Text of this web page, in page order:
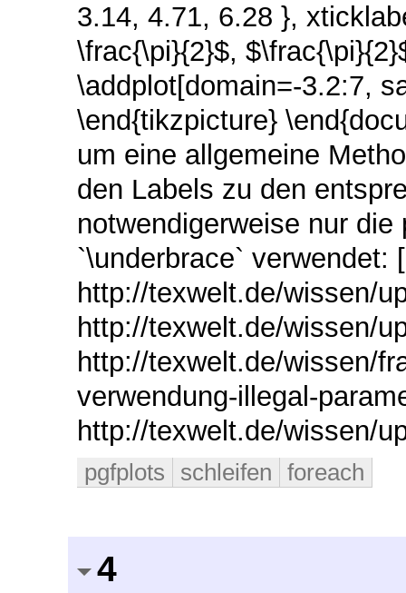
3.14, 4.71, 6.28 },
\frac{\pi}{2}$,
\addplot[domain=-3.2:7,
\end{tikzpicture}
um eine allgemeine
den Labels zu den
notwendigerweise nur
`\underbrace` verwendet:
http://texwelt.de/wissen/
http://texwelt.de/wissen/
http://texwelt.de/wissen/
verwendung-illegal-
http://texwelt.de/wissen/
pgfplots schleifen foreach
4